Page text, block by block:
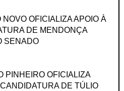
NOVO OFICIALIZA APOIO À
DE MENDONÇA
SENADO
PINHEIRO OFICIALIZA
DE TÚLIO